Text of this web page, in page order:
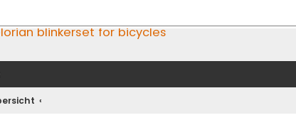
blinkerset for bicycles